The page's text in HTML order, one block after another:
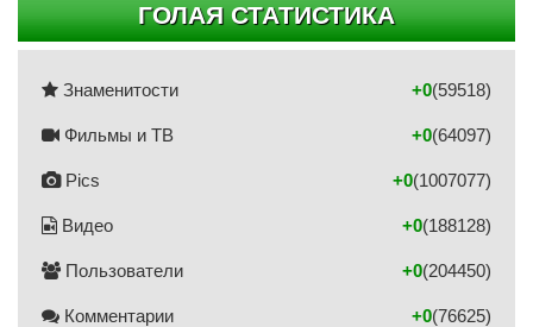
ГОЛАЯ СТАТИСТИКА
Знаменитости (59518)
+0
Фильмы и ТВ (64097)
+0
Pics (1007077)
+0
Видео (188128)
+0
Пользователи (204450)
+0
Комментарии (76625)
+0